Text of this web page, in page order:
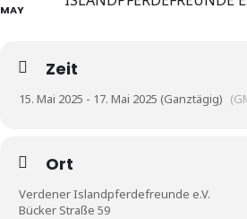
MAY
Zeit
15. Mai 2025 - 17. Mai 2025 (Ganztägig)
Ort
Verdener Islandpferdefreunde e.V.
Bücker Straße 59